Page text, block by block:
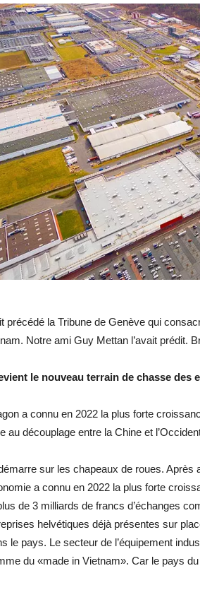
précédé la Tribune de Genève qui
Notre ami Guy Mettan l’avait prédit.
le nouveau terrain de chasse des
a connu en 2022 la plus forte
au découplage entre la Chine et
sur les chapeaux de roues. Après
a connu en 2022 la plus forte
de 3 milliards de francs d’échanges
helvétiques déjà présentes sur
le pays. Le secteur de l’équipement
du «made in Vietnam». Car le pays